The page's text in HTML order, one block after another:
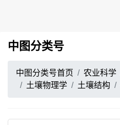
中图分类号
中图分类号首页 农业科学
土壤物理学
土壤结构